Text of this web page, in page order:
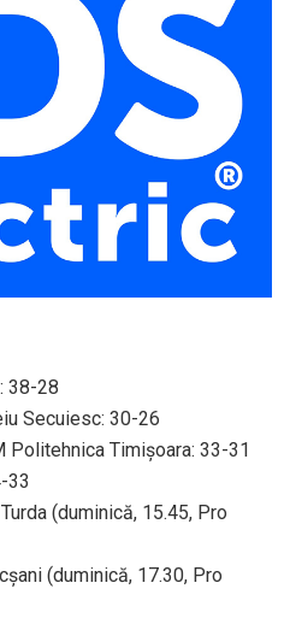
38-28
Secuiesc: 30-26
Politehnica Timișoara: 33-31
33
(duminică, 15.45, Pro
(duminică, 17.30, Pro